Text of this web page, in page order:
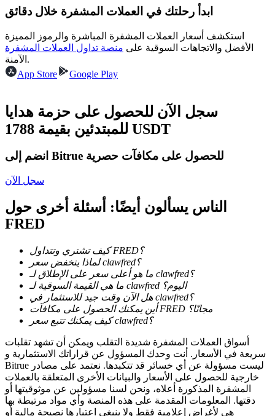
استراتيجيات التداول
خنزير الطاقة
احصل على مكافآت تنافسية يوميًا
ابدأ رحلتك في العملات المشفرة خلال دقائق
استكشف أسعار العملات المشفرة المباشرة والرموز المميزة
الأفضل والاتجاهات السوقية على منصة تداول العملات المشفرة
الآمنة.
App Store
Google Play
سجل الآن للحصول على حزمة هدايا
للمبتدئين بقيمة 1788 USDT
انضم إلى Bitrue للحصول على مكافآت حصرية
سجل الآن
الناس يسألون أيضًا: أسئلة أخرى حول
FRED
كيف تشتري وتتداول FRED؟
لماذا ينخفض سعر clawfred؟
ما هو أعلى سعر على الإطلاق لـ clawfred؟
ما هي القيمة السوقية لـ clawfred اليوم؟
هل الآن وقت جيد للاستثمار في clawfred؟
أين يمكنك الحصول على مكافآت FRED مجانًا؟
كيف يمكنك تتبع سعر clawfred؟
أسواق العملات المشفرة شديدة التقلب ويمكن أن تشهد تقلبات
سريعة في الأسعار. أنت وحدك المسؤول عن قراراتك الاستثمارية و
Bitrue ليست مسؤولة عن أي خسائر قد تتكبدها. نعتمد على مصادر
خارجية للحصول على الأسعار والبيانات الأخرى المتعلقة بالعملات
المشفرة المذكورة أعلاه، ونحن لسنا مسؤولين عن موثوقيتها أو
دقتها. المعلومات المقدمة على هذه المنصة وأي مواد مرتبطة بها
هي لأغراض إعلامية فقط ولا ينبغي اعتبارها نصيحة مالية أو